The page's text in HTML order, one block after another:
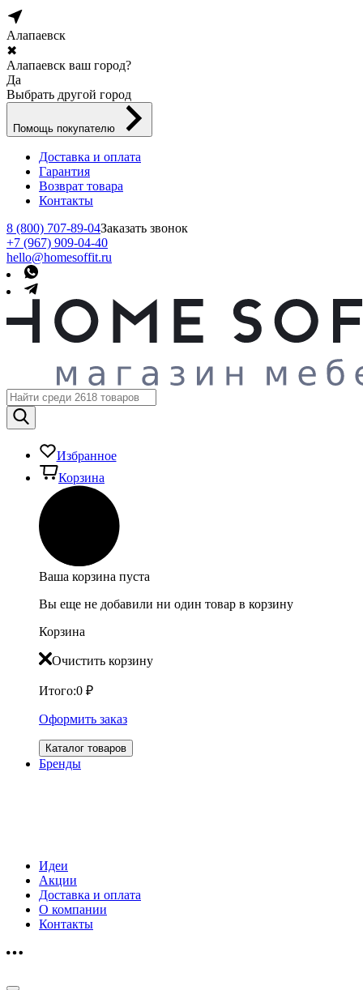
Алапаевск
✖
Алапаевск ваш город?
Да
Выбрать другой город
Помощь покупателю
Доставка и оплата
Гарантия
Возврат товара
Контакты
8 (800) 707-89-04Заказать звонок
+7 (967) 909-04-40
hello@homesoffit.ru
Избранное
Корзина
Ваша корзина пуста
Вы еще не добавили ни один товар в корзину
Корзина
Очистить корзину
Итого:0 ₽
Оформить заказ
Каталог товаров
Бренды
Идеи
Акции
Доставка и оплата
О компании
Контакты